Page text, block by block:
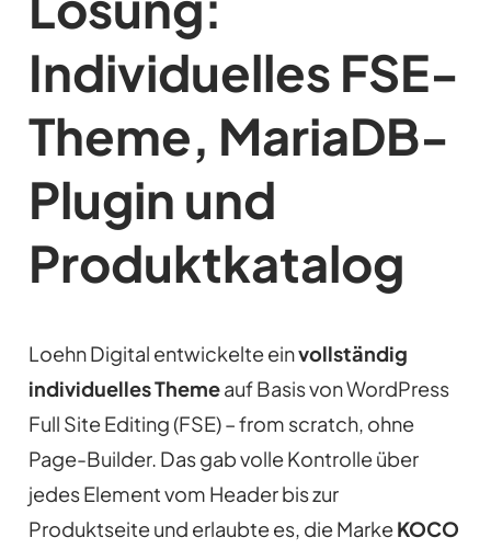
Individuelles FSE-
Theme, MariaDB-
Plugin und
Produktkatalog
Loehn Digital entwickelte einvollständig
individuelles Themeauf Basis von WordPress
Full Site Editing (FSE) – from scratch, ohne
Page-Builder. Das gab volle Kontrolle über
jedes Element vom Header bis zur
Produktseite und erlaubte es, die MarkeKOCO